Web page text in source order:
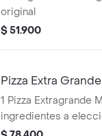
original
$ 51.900
Pizza Extra
1 Pizza Extragrande
ingredientes a
Zero 1.5L